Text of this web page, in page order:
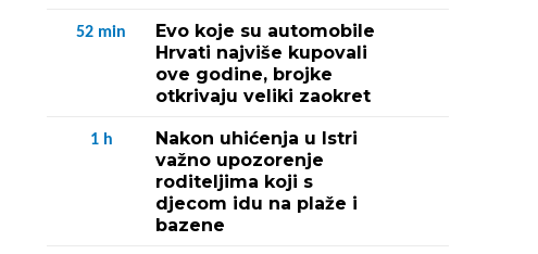
52 min
Evo koje su automobile
Hrvati najviše kupovali
ove godine, brojke
otkrivaju veliki zaokret
1 h
Nakon uhićenja u Istri
važno upozorenje
roditeljima koji s
djecom idu na plaže i
bazene